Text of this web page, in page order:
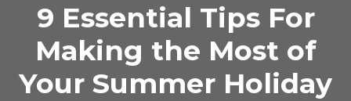
9 Essential Tips For
Making the Most of
Your Summer Holiday